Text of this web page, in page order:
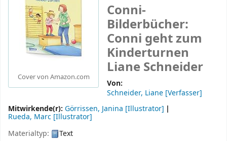
Cover von Amazon.com
Conni-
Bilderbücher:
Conni geht zum
Kinderturnen
Liane Schneider
Von:
Schneider, Liane [Verfasser]
Mitwirkende(r): Görrissen, Janina [Illustrator]
Rueda, Marc [Illustrator]
Materialtyp:
Text